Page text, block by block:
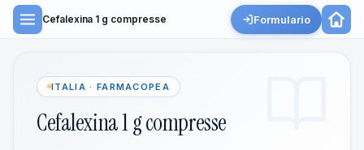
Cefalexina 1 g compresse Formulario
ITALIA · FARMACOPEA
Cefalexina 1 g compresse